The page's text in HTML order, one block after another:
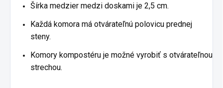
Šírka medzier medzi doskami je 2,5 cm.
Každá komora má otvárateľnú polovicu prednej
steny.
Komory kompostéru je možné vyrobiť s otvárateľnou
strechou.